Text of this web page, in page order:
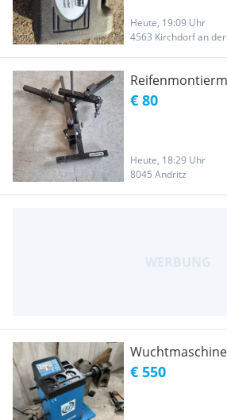
Heute, 19:09 Uhr
4563 Kirchdorf an
€ 80
Heute, 18:29 Uhr
8045 Andritz
€ 550